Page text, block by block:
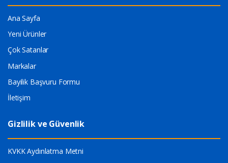
Ana Sayfa
Yeni Ürünler
Çok Satanlar
Markalar
Bayilik Başvuru Formu
İletişim
Gizlilik ve Güvenlik
KVKK Aydınlatma Metni